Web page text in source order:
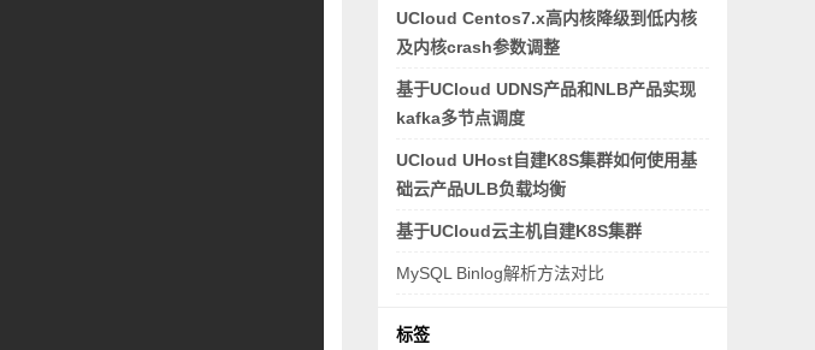
UCloud Centos7.x高内核降级到低内核
及内核crash参数调整
基于UCloud UDNS产品和NLB产品实现
kafka多节点调度
UCloud UHost自建K8S集群如何使用基
础云产品ULB负载均衡
基于UCloud云主机自建K8S集群
MySQL Binlog解析方法对比
标签